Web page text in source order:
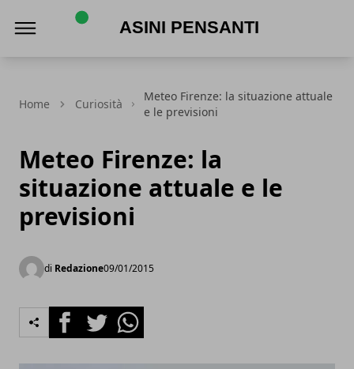
Home Curiosità
Meteo Firenze: la situazione attuale
e le previsioni
Meteo Firenze: la
situazione attuale e le
previsioni
di Redazione09/01/2015
FacebookTwitterWhatsapp